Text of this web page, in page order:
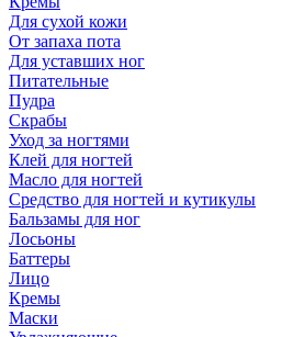
Для сухой кожи
От запаха пота
Для уставших ног
Питательные
Пудра
Скрабы
Уход за ногтями
Клей для ногтей
Масло для ногтей
Средство для ногтей и кутикулы
Бальзамы для ног
Лосьоны
Баттеры
Лицо
Кремы
Маски